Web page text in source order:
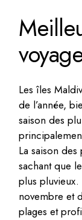
Les îles
de l’année,
saison des
La saison
sachant que
plus
novembre et
plages et